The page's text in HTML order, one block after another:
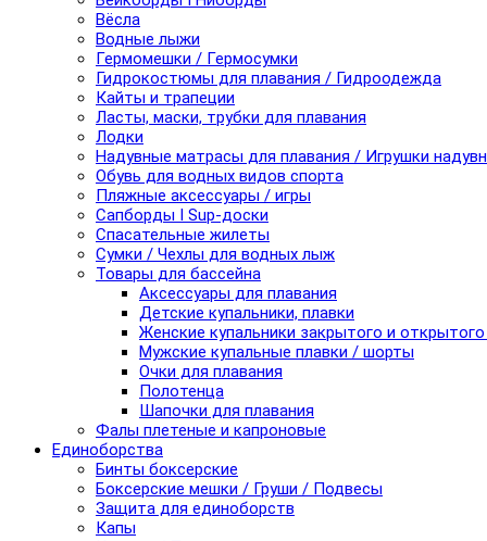
Вёсла
Водные лыжи
Гермомешки / Гермосумки
Гидрокостюмы для плавания / Гидроодежда
Кайты и трапеции
Ласты, маски, трубки для плавания
Лодки
Надувные матрасы для плавания / Игрушки
Обувь для водных видов спорта
Пляжные аксессуары / игры
Сапборды I Sup-доски
Спасательные жилеты
Сумки / Чехлы для водных лыж
Товары для бассейна
Аксессуары для плавания
Детские купальники, плавки
Женские купальники закрытого и
Мужские купальные плавки / шорты
Очки для плавания
Полотенца
Шапочки для плавания
Фалы плетеные и капроновые
Единоборства
Бинты боксерские
Боксерские мешки / Груши / Подвесы
Защита для единоборств
Капы